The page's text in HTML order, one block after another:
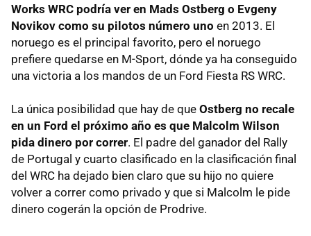
Works WRC podría ver en Mads Ostberg o Evgeny
Novikov como su pilotos número uno en 2013. El
noruego es el principal favorito, pero el noruego
prefiere quedarse en M-Sport, dónde ya ha conseguido
una victoria a los mandos de un Ford Fiesta RS WRC.
La única posibilidad que hay de que Ostberg no recale
en un Ford el próximo año es que Malcolm Wilson
pida dinero por correr. El padre del ganador del Rally
de Portugal y cuarto clasificado en la clasificación final
del WRC ha dejado bien claro que su hijo no quiere
volver a correr como privado y que si Malcolm le pide
dinero cogerán la opción de Prodrive.